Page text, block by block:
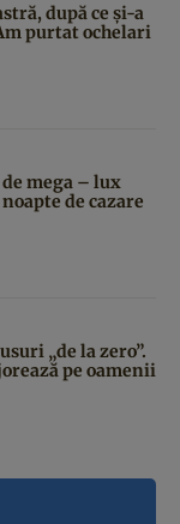
după ce și-a
purtat ochelari
mega – lux
de cazare
„de la zero”.
pe oamenii